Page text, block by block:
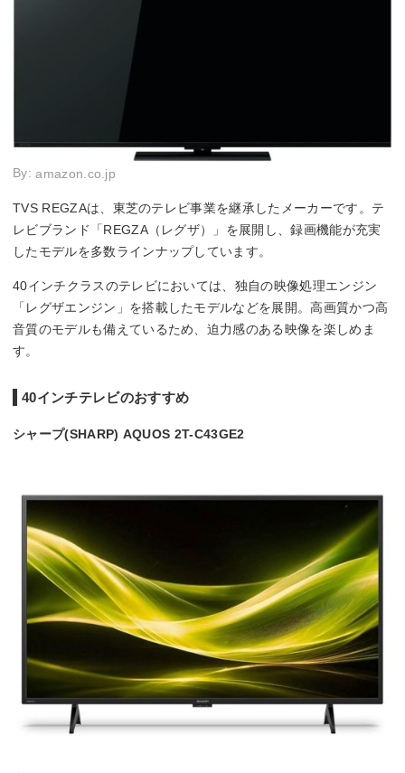
By:amazon.co.jp
TVS REGZAは、東芝のテレビ事業を継承したメーカーです。テ
レビブランド「REGZA（レグザ）」を展開し、録画機能が充実
したモデルを多数ラインナップしています。
40インチクラスのテレビにおいては、独自の映像処理エンジン
「レグザエンジン」を搭載したモデルなどを展開。高画質かつ高
音質のモデルも備えているため、迫力感のある映像を楽しめま
す。
40インチテレビのおすすめ
シャープ(SHARP) AQUOS 2T-C43GE2